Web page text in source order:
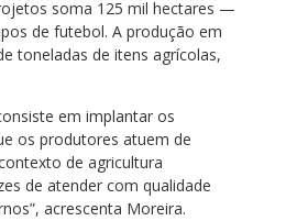
soma 125 mil hectares —
de futebol. A produção em
toneladas de itens agrícolas,
em implantar os
os produtores atuem de
de agricultura
de atender com qualidade
acrescenta Moreira.